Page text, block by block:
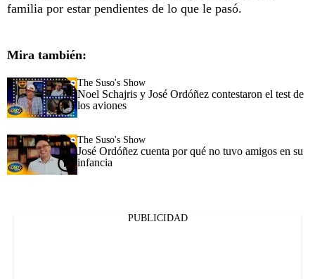
familia por estar pendientes de lo que le pasó.
Mira también:
The Suso's Show
Noel Schajris y José Ordóñez contestaron el test de
los aviones
The Suso's Show
José Ordóñez cuenta por qué no tuvo amigos en su
infancia
PUBLICIDAD